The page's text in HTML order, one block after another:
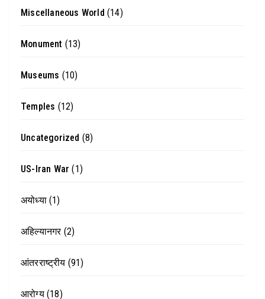
Miscellaneous World (14)
Monument (13)
Museums (10)
Temples (12)
Uncategorized (8)
US-Iran War (1)
अयोध्या(1)
अहिल्यानगर(2)
आंतरराष्ट्रीय (91)
आरोग्य(18)